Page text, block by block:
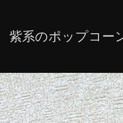
紫系のポップコー